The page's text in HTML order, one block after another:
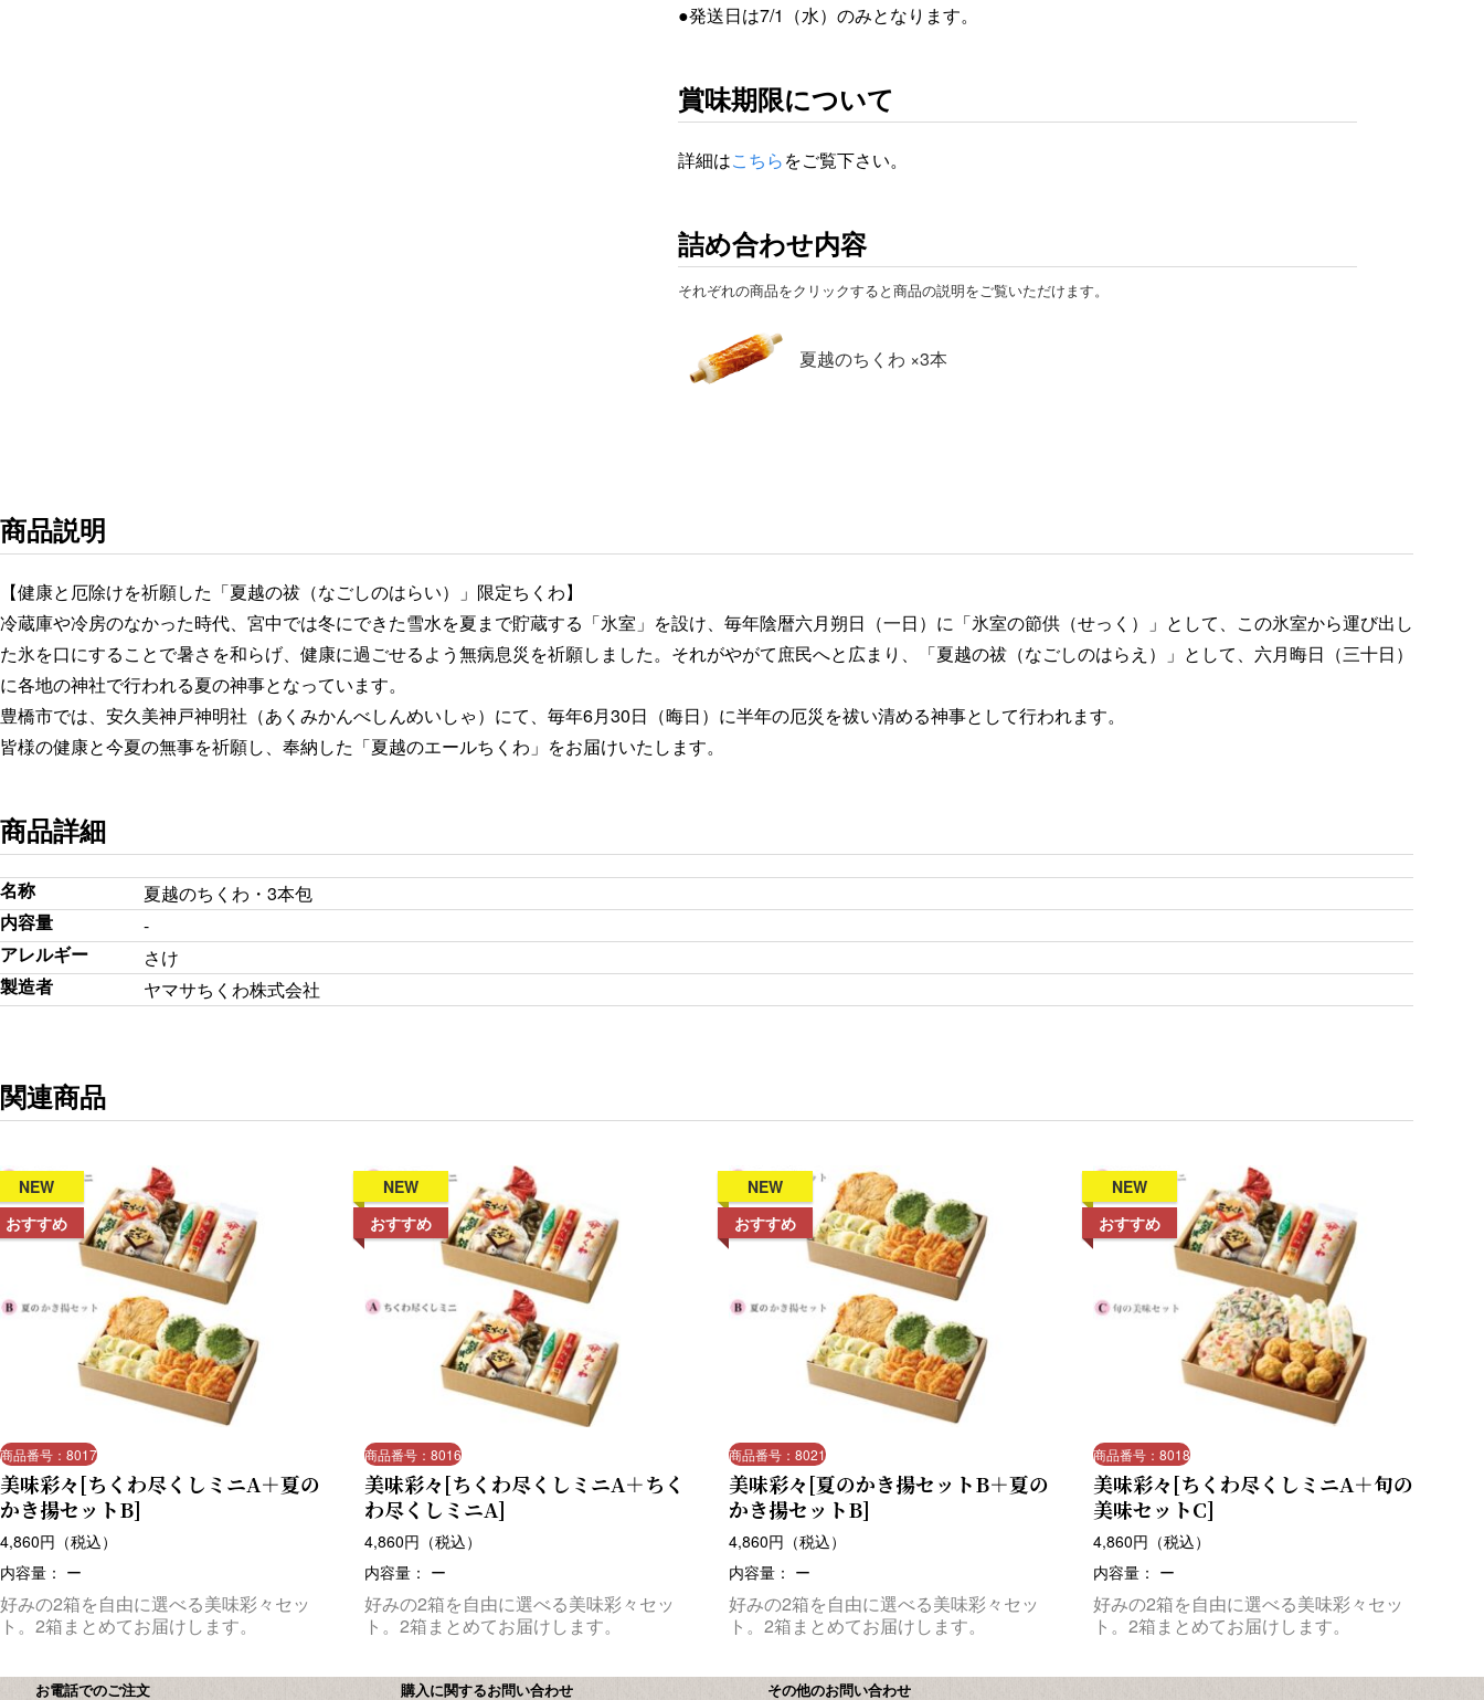
●発送日は7/1（水）のみとなります。
賞味期限について
詳細はこちらをご覧下さい。
詰め合わせ内容
それぞれの商品をクリックすると商品の説明をご覧いただけます。
夏越のちくわ ×3本
商品説明
【健康と厄除けを祈願した「夏越の祓（なごしのはらい）」限定ちくわ】
冷蔵庫や冷房のなかった時代、宮中では冬にできた雪水を夏まで貯蔵する「氷室」を設け、毎年陰暦六月朔日（一日）に「氷室の節供（せっく）」として、この氷室から運び出し
た氷を口にすることで暑さを和らげ、健康に過ごせるよう無病息災を祈願しました。それがやがて庶民へと広まり、「夏越の祓（なごしのはらえ）」として、六月晦日（三十日）
に各地の神社で行われる夏の神事となっています。
豊橋市では、安久美神戸神明社（あくみかんべしんめいしゃ）にて、毎年6月30日（晦日）に半年の厄災を祓い清める神事として行われます。
皆様の健康と今夏の無事を祈願し、奉納した「夏越のエールちくわ」をお届けいたします。
商品詳細
名称
夏越のちくわ・3本包
内容量
-
アレルギー
さけ
製造者
ヤマサちくわ株式会社
関連商品
NEW
おすすめ
商品番号：8017
美味彩々[ちくわ尽くしミニA＋夏の
かき揚セットB]
4,860円（税込）
内容量： ー
好みの2箱を自由に選べる美味彩々セッ
ト。2箱まとめてお届けします。
NEW
おすすめ
商品番号：8016
美味彩々[ちくわ尽くしミニA＋ちく
わ尽くしミニA]
4,860円（税込）
内容量： ー
好みの2箱を自由に選べる美味彩々セッ
ト。2箱まとめてお届けします。
NEW
おすすめ
商品番号：8021
美味彩々[夏のかき揚セットB＋夏の
かき揚セットB]
4,860円（税込）
内容量： ー
好みの2箱を自由に選べる美味彩々セッ
ト。2箱まとめてお届けします。
NEW
おすすめ
商品番号：8018
美味彩々[ちくわ尽くしミニA＋旬の
美味セットC]
4,860円（税込）
内容量： ー
好みの2箱を自由に選べる美味彩々セッ
ト。2箱まとめてお届けします。
お電話でのご注文 購入に関するお問い合わせ その他のお問い合わせ